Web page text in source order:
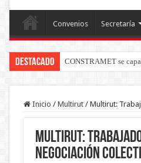
Convenios Secretaría
Destacado CONSTRAMET se
Inicio / Multirut / Multirut:
Multirut:
negociación